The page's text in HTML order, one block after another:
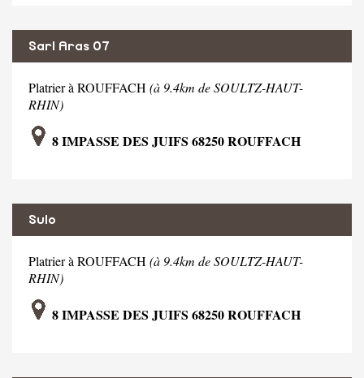
Sarl Aras 07
Platrier à ROUFFACH (à 9.4km de SOULTZ-HAUT-
RHIN)
8 IMPASSE DES JUIFS 68250 ROUFFACH
Sulo
Platrier à ROUFFACH (à 9.4km de SOULTZ-HAUT-
RHIN)
8 IMPASSE DES JUIFS 68250 ROUFFACH